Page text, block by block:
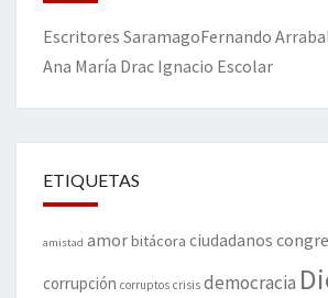
Escritores SaramagoFernando
Ana María Drac Ignacio Escolar
ETIQUETAS
amistad amorbitácora ciudadanos
corrupción corruptos crisis democracia